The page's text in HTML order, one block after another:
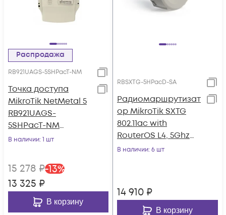
Распродажа
RB921UAGS-5SHPacT-NM
Точка доступа
MikroTik NetMetal 5
RB921UAGS-
5SHPacT-NM
2000mW TX power,
В наличии: 1 шт
15 278 ₽-13%
13 325 ₽
В корзину
RBSXTG-5HPacD-SA
Радиомаршрутизат
ор MikroTik SXTG
802.11ac with
RouterOS L4, 5Ghz
power supply and
В наличии: 6 шт
14 910 ₽
В корзину